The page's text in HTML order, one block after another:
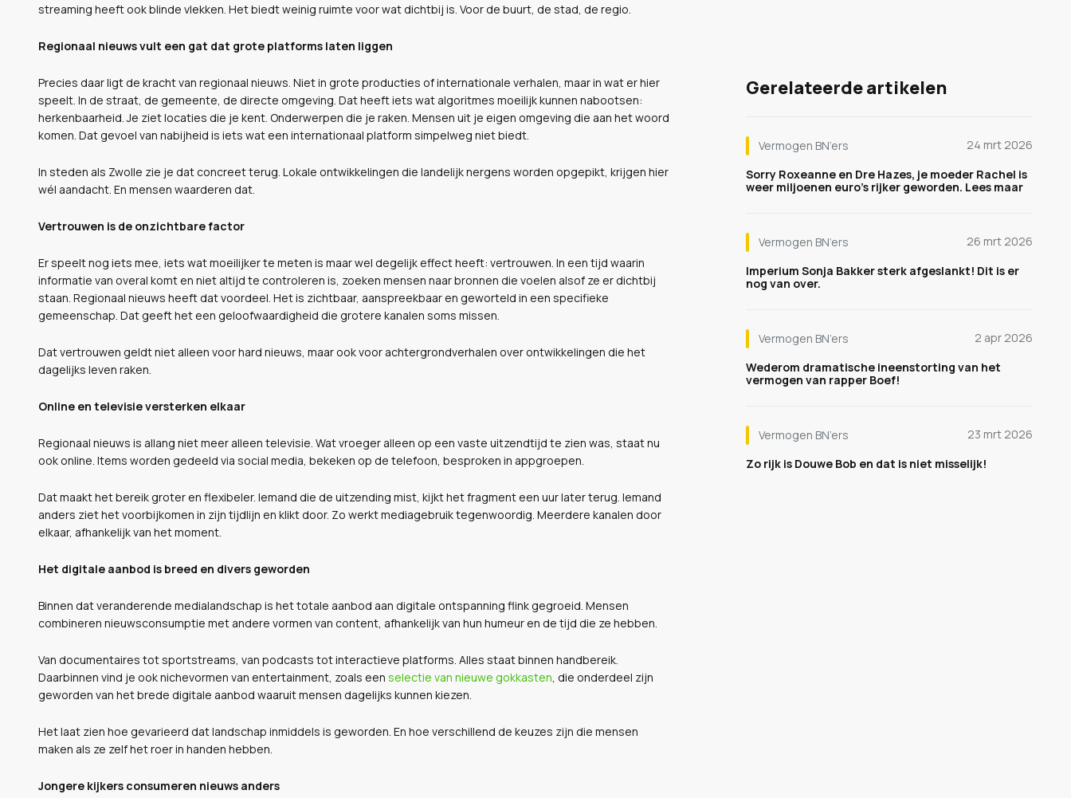
streaming heeft ook blinde vlekken. Het biedt weinig ruimte voor wat dichtbij is. Voor de buurt, de stad, de regio.
Regionaal nieuws vult een gat dat grote platforms laten liggen
Precies daar ligt de kracht van regionaal nieuws. Niet in grote producties of internationale verhalen, maar in wat er hier
speelt. In de straat, de gemeente, de directe omgeving. Dat heeft iets wat algoritmes moeilijk kunnen nabootsen:
herkenbaarheid. Je ziet locaties die je kent. Onderwerpen die je raken. Mensen uit je eigen omgeving die aan het woord
komen. Dat gevoel van nabijheid is iets wat een internationaal platform simpelweg niet biedt.
In steden als Zwolle zie je dat concreet terug. Lokale ontwikkelingen die landelijk nergens worden opgepikt, krijgen hier
wél aandacht. En mensen waarderen dat.
Vertrouwen is de onzichtbare factor
Er speelt nog iets mee, iets wat moeilijker te meten is maar wel degelijk effect heeft: vertrouwen. In een tijd waarin
informatie van overal komt en niet altijd te controleren is, zoeken mensen naar bronnen die voelen alsof ze er dichtbij
staan. Regionaal nieuws heeft dat voordeel. Het is zichtbaar, aanspreekbaar en geworteld in een specifieke
gemeenschap. Dat geeft het een geloofwaardigheid die grotere kanalen soms missen.
Dat vertrouwen geldt niet alleen voor hard nieuws, maar ook voor achtergrondverhalen over ontwikkelingen die het
dagelijks leven raken.
Online en televisie versterken elkaar
Regionaal nieuws is allang niet meer alleen televisie. Wat vroeger alleen op een vaste uitzendtijd te zien was, staat nu
ook online. Items worden gedeeld via social media, bekeken op de telefoon, besproken in appgroepen.
Dat maakt het bereik groter en flexibeler. Iemand die de uitzending mist, kijkt het fragment een uur later terug. Iemand
anders ziet het voorbijkomen in zijn tijdlijn en klikt door. Zo werkt mediagebruik tegenwoordig. Meerdere kanalen door
elkaar, afhankelijk van het moment.
Het digitale aanbod is breed en divers geworden
Binnen dat veranderende medialandschap is het totale aanbod aan digitale ontspanning flink gegroeid. Mensen
combineren nieuwsconsumptie met andere vormen van content, afhankelijk van hun humeur en de tijd die ze hebben.
Van documentaires tot sportstreams, van podcasts tot interactieve platforms. Alles staat binnen handbereik.
Daarbinnen vind je ook nichevormen van entertainment, zoals een selectie van nieuwe gokkasten , die onderdeel zijn
geworden van het brede digitale aanbod waaruit mensen dagelijks kunnen kiezen.
Het laat zien hoe gevarieerd dat landschap inmiddels is geworden. En hoe verschillend de keuzes zijn die mensen
maken als ze zelf het roer in handen hebben.
Jongere kijkers consumeren nieuws anders
Gerelateerde artikelen
Vermogen BN’ers
24 mrt 2026
Sorry Roxeanne en Dre Hazes, je moeder Rachel is
weer miljoenen euro's rijker geworden. Lees maar
Vermogen BN’ers
26 mrt 2026
Imperium Sonja Bakker sterk afgeslankt! Dit is er
nog van over.
Vermogen BN’ers
2 apr 2026
Wederom dramatische ineenstorting van het
vermogen van rapper Boef!
Vermogen BN’ers
23 mrt 2026
Zo rijk is Douwe Bob en dat is niet misselijk!